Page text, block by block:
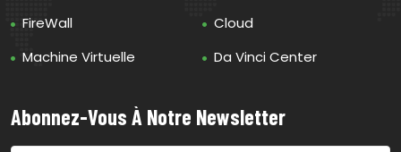
FireWall
Cloud
Machine Virtuelle
Da Vinci Center
Abonnez-Vous À Notre Newsletter